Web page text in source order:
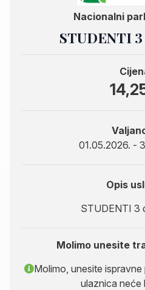
Nacionalni
STUDENTI
01.05.2026. -
Opis
STUDENTI 3
Molimo unesite
Molimo, unesite
ulaznica neće